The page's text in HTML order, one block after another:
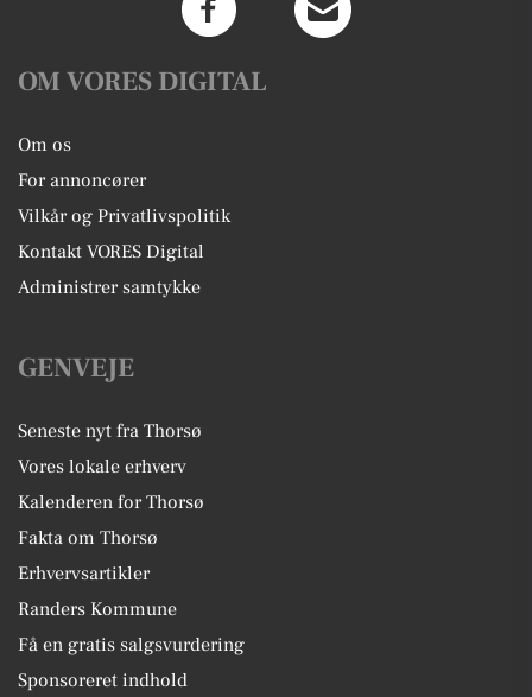
OM VORES DIGITAL
Om os
For annoncører
Vilkår og Privatlivspolitik
Kontakt VORES Digital
Administrer samtykke
GENVEJE
Seneste nyt fra Thorsø
Vores lokale erhverv
Kalenderen for Thorsø
Fakta om Thorsø
Erhvervsartikler
Randers Kommune
Få en gratis salgsvurdering
Sponsoreret indhold